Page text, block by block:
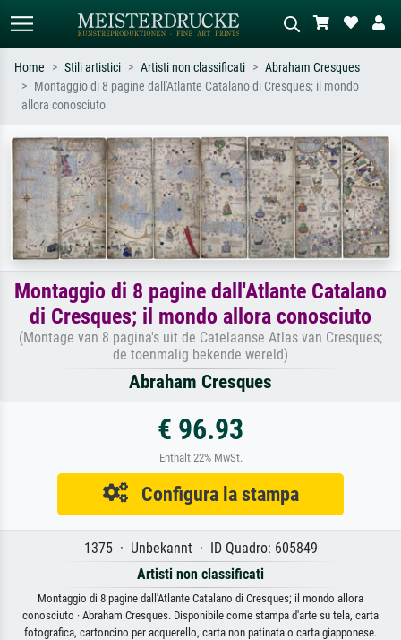
Ricerca standard
Monet, Notte stellata,
Impressionismo, onda di Hokusai,
nudo.
astratto con molto rosso, dipinto a
olio scuro, nudo in piedi vicino a un
albero.
Home Stili artistici Artisti non classificati
Abraham Cresques
Montaggio di 8 pagine dall'Atlante Catalano di Cresques; il mondo
allora conosciuto
Montaggio di 8 pagine dall'Atlante Catalano
di Cresques; il mondo allora conosciuto
(Montage van 8 pagina's uit de Catelaanse Atlas van Cresques;
de toenmalig bekende wereld)
Abraham Cresques
€ 96.93
Enthält 22% MwSt.
Configura la stampa
1375 · Unbekannt · ID Quadro: 605849
Artisti non classificati
Montaggio di 8 pagine dall'Atlante Catalano di Cresques; il mondo allora
conosciuto · Abraham Cresques. Disponibile come stampa d'arte su tela, carta
fotografica, cartoncino per acquerello, carta non patinata o carta giapponese.